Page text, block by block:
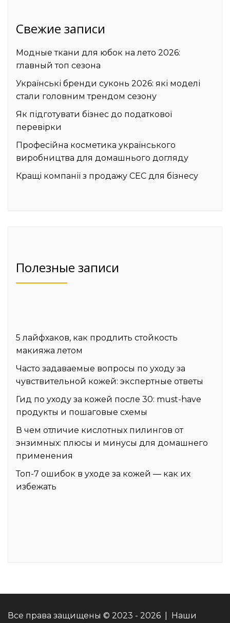
Свежие записи
Модные ткани для юбок на лето 2026:
главный топ сезона
Українські бренди суконь 2026: які моделі
стали головним трендом сезону
Як підготувати бізнес до податкової
перевірки
Професійна косметика українського
виробництва для домашнього догляду
Кращі компанії з продажу СЕС для бізнесу
Полезные записи
5 лайфхаков, как продлить стойкость
макияжа летом
Часто задаваемые вопросы по уходу за
чувствительной кожей: экспертные ответы
Гид по уходу за кожей после 30: must-have
продукты и пошаговые схемы
В чем отличие кислотных пилингов от
энзимных: плюсы и минусы для домашнего
применения
Топ-7 ошибок в уходе за кожей — как их
избежать
Все права защищены © 2023 - 2026 | Наши